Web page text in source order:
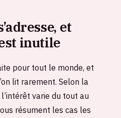
et
inutile
pour tout le monde, et
lit rarement. Selon la
varie du tout au
résument les cas les